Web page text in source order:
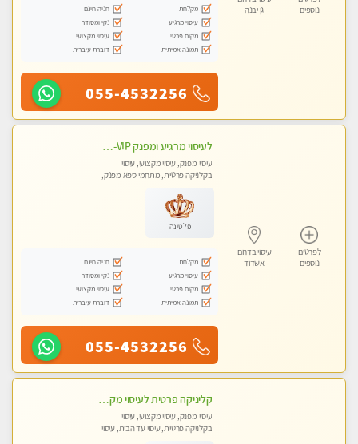
נוספים
גן יבנה
מקלחת
חניה חינם
עיסוי מרגיע
נקי ומסודר
מקום פרטי
עיסוי מקצועי
תמונה אמיתית
דוברת עיברית
055-4532256
לפרטים
נוספים
עיסוי בדרום
אשדוד
לעיסוי מרגיע ומפנק VIP-מומלץ לחלוטין! פרטי! ​​​​​​ Highly recommended
עיסוי מפנק, עיסוי מקצועי, עיסוי
בקלניקה פרטית, מתחמי ספא מפנק,
טנטרה
פלטינה
מקלחת
חניה חינם
עיסוי מרגיע
נקי ומסודר
מקום פרטי
עיסוי מקצועי
תמונה אמיתית
דוברת עיברית
055-4532256
קליניקה פרטית לעיסוי מקצועי ואלטרנטיבי ברמה גבוהה VIP תתקשר ..... highly recommended..new in the city
עיסוי מפנק, עיסוי מקצועי, עיסוי
בקלניקה פרטית, עיסוי עד הבית, עיסוי